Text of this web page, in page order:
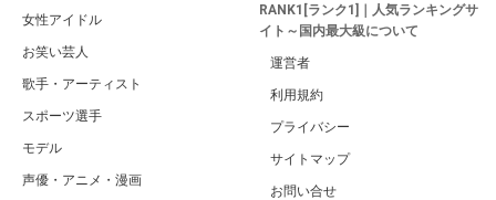
女性アイドル
お笑い芸人
歌手・アーティスト
スポーツ選手
モデル
声優・アニメ・漫画
RANK1[ランク1]｜人気ランキングサ
イト～国内最大級について
運営者
利用規約
プライバシー
サイトマップ
お問い合せ